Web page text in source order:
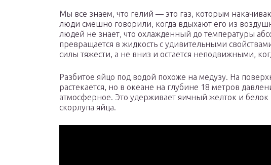
Мы все знаем, что гелий — это газ, которым
люди смешно говорили, когда вдыхают его из
людей не знает, что охлажденный до температуры
превращается в жидкость с удивительными
силы тяжести, а не вниз и остается неподвижными,
Разбитое яйцо под водой похоже на медузу. На
растекается, но в океане на глубине 18 метров
атмосферное. Это удерживает яичный желток и белок
скорлупа яйца.